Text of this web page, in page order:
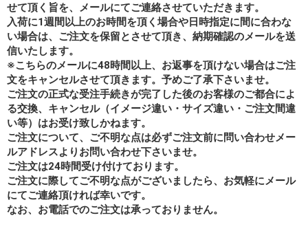
せて頂く旨を、メールにてご連絡させていただきます。
入荷に1週間以上のお時間を頂く場合や日時指定に間に合わな
い場合は、ご注文を保留とさせて頂き、納期確認のメールを送
信いたします。
※こちらのメールに48時間以上、お返事を頂けない場合はご注
文をキャンセルさせて頂きます。予めご了承下さいませ。
ご注文の正式な受注手続きが完了した後のお客様のご都合によ
る交換、キャンセル（イメージ違い・サイズ違い・ご注文間違
い等）はお受け致しかねます。
ご注文について、ご不明な点は必ずご注文前に問い合わせメー
ルアドレスよりお問い合わせ下さいませ。
ご注文は24時間受け付けております。
ご注文に際してご不明な点がございましたら、お気軽にメール
にてご連絡頂ければ幸いです。
なお、 お電話でのご注文は承っておりません。